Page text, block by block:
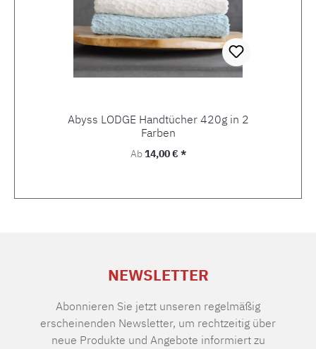
Abyss LODGE Handtücher 420g in 2
Farben
Regulärer Preis:
Ab14,00 € *
NEWSLETTER
Abonnieren Sie jetzt unseren regelmäßig
erscheinenden Newsletter, um rechtzeitig über
neue Produkte und Angebote informiert zu